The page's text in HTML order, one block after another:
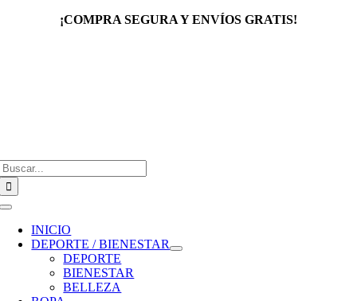
¡COMPRA SEGURA Y ENVÍOS GRATIS!
Toggle
Navigation
INICIO
DEPORTE / BIENESTAR
DEPORTE
BIENESTAR
BELLEZA